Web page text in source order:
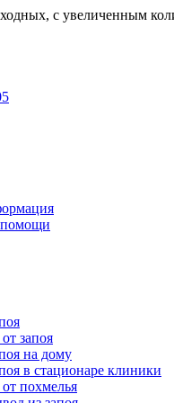
с увеличенным
помощи
запоя
на дому
в стационаре клиники
похмелья